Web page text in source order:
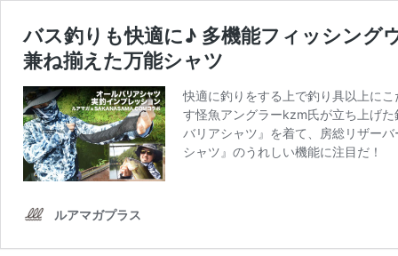
バス釣りも快適に♪ 多機能フィッシング
兼ね揃えた万能シャツ
快適に釣りをする上で釣り具以上に
す怪魚アングラーkzm氏が立ち上げ
バリアシャツ』を着て、房総リザー
シャツ』のうれしい機能に注目だ！
ルアマガプラス